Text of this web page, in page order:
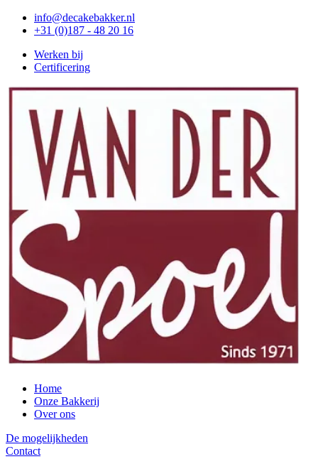
info@decakebakker.nl
+31 (0)187 - 48 20 16
Werken bij
Certificering
Home
Onze Bakkerij
Over ons
De mogelijkheden
Contact